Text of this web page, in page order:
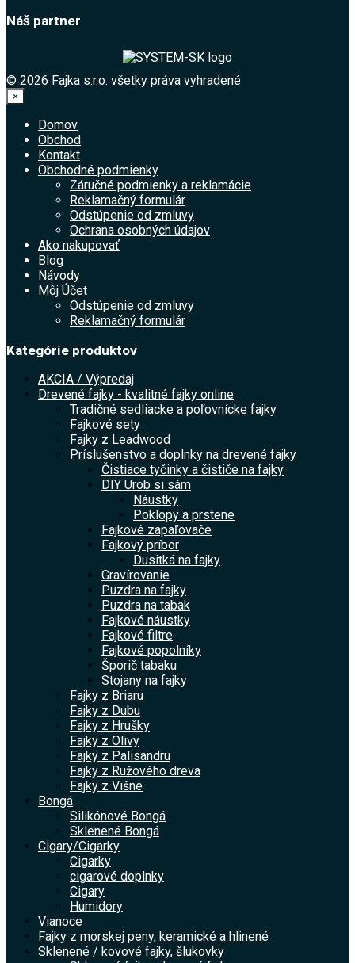
Náš partner
© 2026 Fajka s.r.o. všetky práva vyhradené
×
Domov
Obchod
Kontakt
Obchodné podmienky
Záručné podmienky a reklamácie
Reklamačný formulár
Odstúpenie od zmluvy
Ochrana osobných údajov
Ako nakupovať
Blog
Návody
Môj Účet
Odstúpenie od zmluvy
Reklamačný formulár
Kategórie produktov
AKCIA / Výpredaj
Drevené fajky - kvalitné fajky online
Tradičné sedliacke a poľovnícke fajky
Fajkové sety
Fajky z Leadwood
Príslušenstvo a doplnky na drevené fajky
Čistiace tyčinky a čističe na fajky
DIY Urob si sám
Náustky
Poklopy a prstene
Fajkové zapaľovače
Fajkový príbor
Dusitká na fajky
Gravírovanie
Puzdra na fajky
Puzdra na tabak
Fajkové náustky
Fajkové filtre
Fajkové popolníky
Šporič tabaku
Stojany na fajky
Fajky z Briaru
Fajky z Dubu
Fajky z Hrušky
Fajky z Olivy
Fajky z Palisandru
Fajky z Ružového dreva
Fajky z Višne
Bongá
Silikónové Bongá
Sklenené Bongá
Cigary/Cigarky
Cigarky
cigarové doplnky
Cigary
Humidory
Vianoce
Fajky z morskej peny, keramické a hlinené
Sklenené / kovové fajky, šlukovky